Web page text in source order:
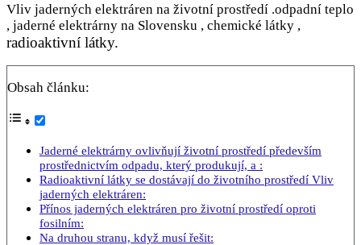
Vliv jaderných elektráren na životní prostředí .odpadní teplo
, jaderné elektrárny na Slovensku , chemické látky ,
radioaktivní látky.
Obsah článku:
Jaderné elektrárny ovlivňují životní prostředí především
prostřednictvím odpadu, který produkují, a :
Radioaktivní látky se dostávají do životního prostředí Vliv
jaderných elektráren:
Přínos jaderných elektráren pro životní prostředí oproti
fosilním:
Na druhou stranu, když musí řešit: